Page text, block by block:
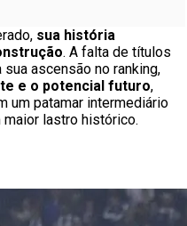
sua história
. A falta de títulos
ascensão no ranking,
e o potencial futuro,
um patamar intermediário
lastro histórico.